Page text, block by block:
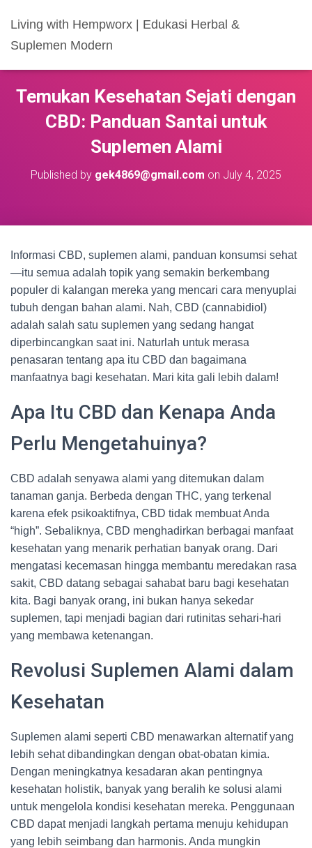
Living with Hempworx | Edukasi Herbal &
Suplemen Modern
Temukan Kesehatan Sejati dengan
CBD: Panduan Santai untuk
Suplemen Alami
Published by gek4869@gmail.com on July 4, 2025
Informasi CBD, suplemen alami, panduan konsumsi sehat
—itu semua adalah topik yang semakin berkembang
populer di kalangan mereka yang mencari cara menyuplai
tubuh dengan bahan alami. Nah, CBD (cannabidiol)
adalah salah satu suplemen yang sedang hangat
diperbincangkan saat ini. Naturlah untuk merasa
penasaran tentang apa itu CBD dan bagaimana
manfaatnya bagi kesehatan. Mari kita gali lebih dalam!
Apa Itu CBD dan Kenapa Anda
Perlu Mengetahuinya?
CBD adalah senyawa alami yang ditemukan dalam
tanaman ganja. Berbeda dengan THC, yang terkenal
karena efek psikoaktifnya, CBD tidak membuat Anda
“high”. Sebaliknya, CBD menghadirkan berbagai manfaat
kesehatan yang menarik perhatian banyak orang. Dari
mengatasi kecemasan hingga membantu meredakan rasa
sakit, CBD datang sebagai sahabat baru bagi kesehatan
kita. Bagi banyak orang, ini bukan hanya sekedar
suplemen, tapi menjadi bagian dari rutinitas sehari-hari
yang membawa ketenangan.
Revolusi Suplemen Alami dalam
Kesehatan
Suplemen alami seperti CBD menawarkan alternatif yang
lebih sehat dibandingkan dengan obat-obatan kimia.
Dengan meningkatnya kesadaran akan pentingnya
kesehatan holistik, banyak yang beralih ke solusi alami
untuk mengelola kondisi kesehatan mereka. Penggunaan
CBD dapat menjadi langkah pertama menuju kehidupan
yang lebih seimbang dan harmonis. Anda mungkin